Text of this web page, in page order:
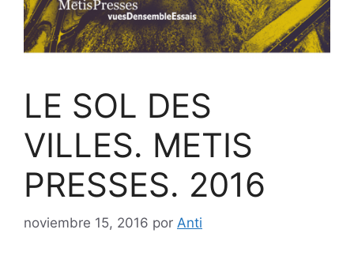
LE SOL DES
VILLES. METIS
PRESSES. 2016
noviembre 15, 2016 por Anti